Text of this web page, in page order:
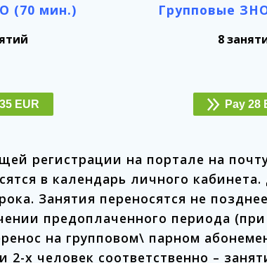
(70 мин.)
EUR
Групповые
8
Pay 28
регистрации на портале на
в календарь личного
Занятия переносятся не
предоплаченного периода (при
на групповом\ парном
х человек соответственно –